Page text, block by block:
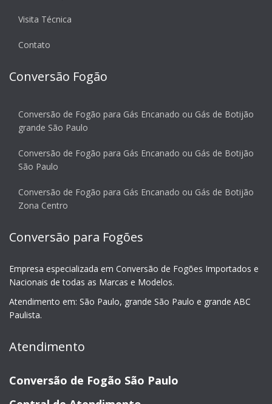
Visita Técnica
Contato
Conversão Fogão
Conversão de Fogão para Gás Encanado ou Gás de Botijão
grande São Paulo
Conversão de Fogão para Gás Encanado ou Gás de Botijão
São Paulo
Conversão de Fogão para Gás Encanado ou Gás de Botijão
Zona Centro
Conversão para Fogões
Empresa especializada em Conversão de Fogões Importados e
Nacionais de todas as Marcas e Modelos.
Atendimento em: São Paulo, grande São Paulo e grande ABC
Paulista.
Atendimento
Conversão de Fogão São Paulo